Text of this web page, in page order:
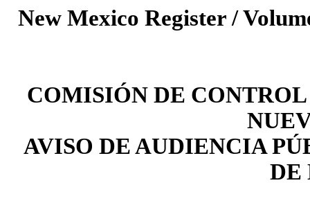
New Mexico Register /
COMISIÓN DE
AVISO DE AUDIENCIA
DE